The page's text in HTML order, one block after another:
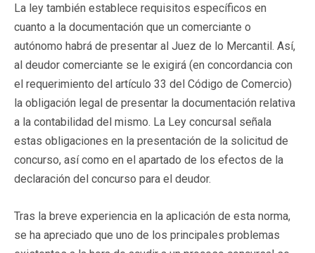
La ley también establece requisitos específicos en
cuanto a la documentación que un comerciante o
autónomo habrá de presentar al Juez de lo Mercantil. Así,
al deudor comerciante se le exigirá (en concordancia con
el requerimiento del artículo 33 del Código de Comercio)
la obligación legal de presentar la documentación relativa
a la contabilidad del mismo. La Ley concursal señala
estas obligaciones en la presentación de la solicitud de
concurso, así como en el apartado de los efectos de la
declaración del concurso para el deudor.
Tras la breve experiencia en la aplicación de esta norma,
se ha apreciado que uno de los principales problemas